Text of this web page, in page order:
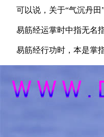
可以说，关于“气沉丹田”
易筋经运掌时中指无名
易筋经行功时，本是掌指